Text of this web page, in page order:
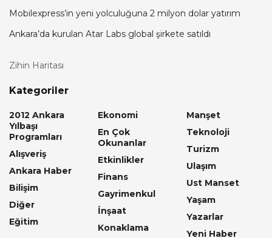
Mobilexpress’in yeni yolculuğuna 2 milyon dolar yatırım
Ankara’da kurulan Atar Labs global şirkete satıldı
Zihin Haritası
Kategoriler
2012 Ankara
Yılbaşı
Programları
Alışveriş
Ankara Haber
Bilişim
Diğer
Eğitim
Ekonomi
En Çok
Okunanlar
Etkinlikler
Finans
Gayrimenkul
İnşaat
Konaklama
Manşet
Teknoloji
Turizm
Ulaşım
Ust Manset
Yaşam
Yazarlar
Yeni Haber